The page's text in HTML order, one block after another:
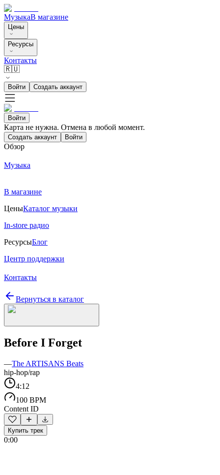
МузыкаВ магазине
Цены
Ресурсы
Контакты
🇷🇺
Войти Создать аккаунт
Войти
Карта не нужна. Отмена в любой момент.
Создать аккаунт Войти
Обзор
Музыка
В магазине
ЦеныКаталог музыки
In-store радио
РесурсыБлог
Центр поддержки
Контакты
Вернуться в каталог
Before I Forget
—The ARTISANS Beats
hip-hop/rap
4:12
100 BPM
Content ID
Купить трек
0:00